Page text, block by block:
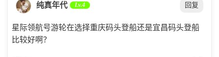
纯真年代 Lv.4 回复
星际领航号游轮在选择重庆码头登船还是宜昌码头登船
比较好啊？